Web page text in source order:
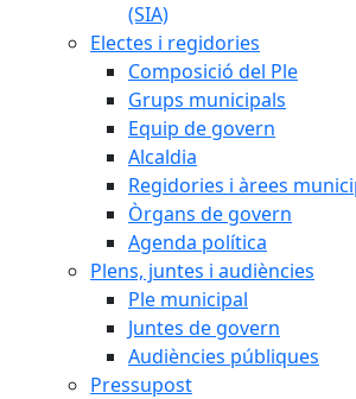
(SIA)
Electes i regidories
Composició del Ple
Grups municipals
Equip de govern
Alcaldia
Regidories i àrees
Òrgans de govern
Agenda política
Plens, juntes i audiències
Ple municipal
Juntes de govern
Audiències públiques
Pressupost